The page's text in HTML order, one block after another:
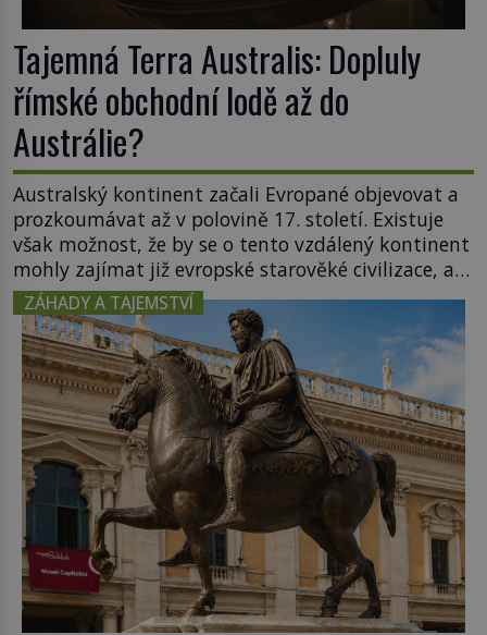
Tajemná Terra Australis: Dopluly
římské obchodní lodě až do
Austrálie?
Australský kontinent začali Evropané objevovat a
prozkoumávat až v polovině 17. století. Existuje
však možnost, že by se o tento vzdálený kontinent
mohly zajímat již evropské starověké civilizace, a
to o 15 století dříve? Již od starověku kartografové
zakreslovali do map záhadný kontinent Terra
Australis – Jižní zemi. Proč? Do jisté míry to byl
smysl pro […]
ZÁHADY A TAJEMSTVÍ